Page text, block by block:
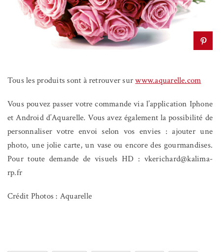
Tous les produits sont à retrouver surwww.aquarelle.com
Vous pouvez passer votre commande via l’application Iphone
et Android d’Aquarelle. Vous avez également la possibilité de
personnaliser votre envoi selon vos envies : ajouter une
photo, une jolie carte, un vase ou encore des gourmandises.
Pour toute demande de visuels HD : vkerichard@kalima-
rp.fr
Crédit Photos : Aquarelle